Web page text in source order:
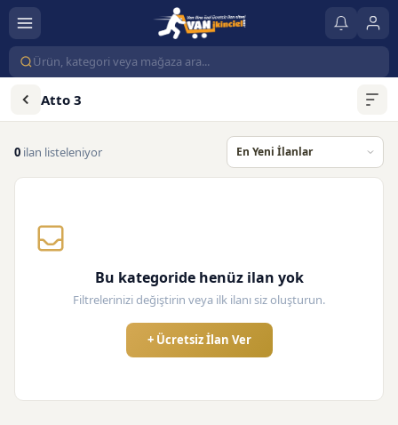
Atto 3
0 ilan listeleniyor
Bu kategoride henüz ilan yok
Filtrelerinizi değiştirin veya ilk ilanı siz oluşturun.
+ Ücretsiz İlan Ver